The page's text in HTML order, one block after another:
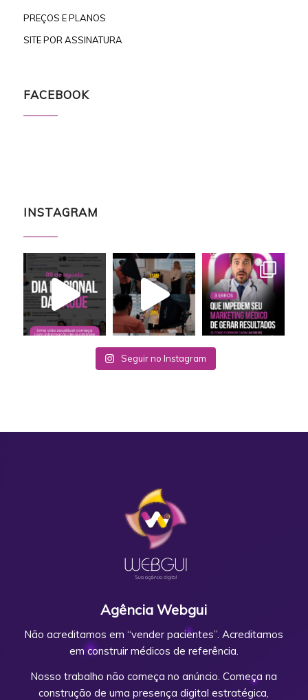
PREÇOS E PLANOS
SITE POR ASSINATURA
FACEBOOK
INSTAGRAM
Seguir no Instagram
Agência Webgui
Não acreditamos em “vender pacientes”. Acreditamos
em construir médicos de referência.
Nosso trabalho não começa no anúncio. Começa na
construção de uma presença digital estratégica,